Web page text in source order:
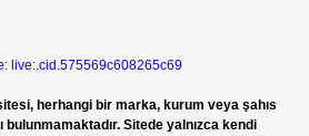
live:.cid.575569c608265c69
herhangi bir marka, kurum veya şahıs
bulunmamaktadır. Sitede yalnızca kendi